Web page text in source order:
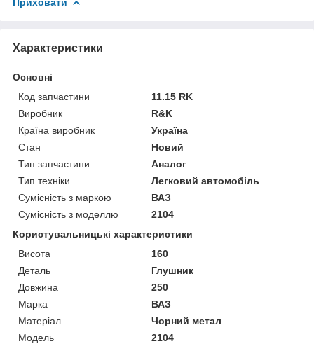
Характеристики
Основні
Код запчастини
11.15 RK
Виробник
R&K
Країна виробник
Україна
Стан
Новий
Тип запчастини
Аналог
Тип техніки
Легковий автомобіль
Сумісність з маркою
ВАЗ
Сумісність з моделлю
2104
Користувальницькі характеристики
Висота
160
Деталь
Глушник
Довжина
250
Марка
ВАЗ
Матеріал
Чорний метал
Мoдель
2104